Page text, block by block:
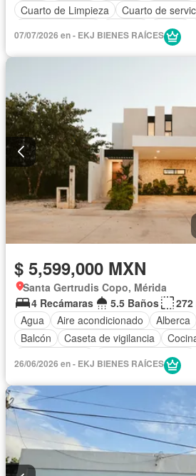
Cuarto de Limpieza
Cuarto de
Jardín
07/07/2026 en - EKJ BIENES RAÍCES
$ 5,599,000 MXN
Santa Gertrudis Copo, Mérida
4 Recámaras
5.5 Baños
272
Agua
Aire acondicionado Alberca
Balcón
Caseta de vigilancia
Cuarto de Limpieza
Jardín
Recámara con closet
Seguridad
Terraza Sin amueblar
26/06/2026 en - EKJ BIENES RAÍCES